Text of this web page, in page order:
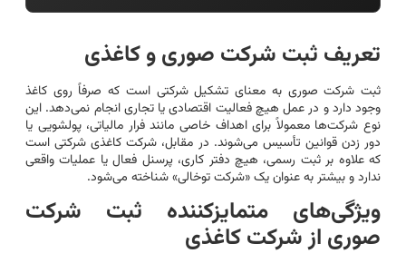
تعریف ثبت شرکت صوری و کاغذی
ثبت شرکت صوری به معنای تشکیل شرکتی است که صرفاً روی کاغذ
وجود دارد و در عمل هیچ فعالیت اقتصادی یا تجاری انجام نمی‌دهد. این
نوع شرکت‌ها معمولاً برای اهداف خاصی مانند فرار مالیاتی، پولشویی یا
دور زدن قوانین تأسیس می‌شوند. در مقابل، شرکت کاغذی شرکتی است
که علاوه بر ثبت رسمی، هیچ دفتر کاری، پرسنل فعال یا عملیات واقعی
ندارد و بیشتر به عنوان یک «شرکت توخالی» شناخته می‌شود.
ویژگی‌های متمایزکننده ثبت شرکت
صوری از شرکت کاغذی